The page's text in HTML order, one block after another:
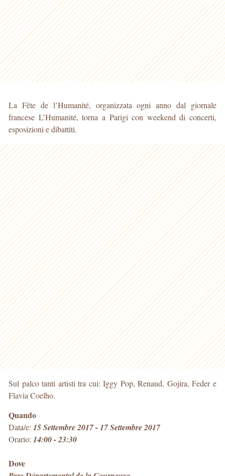
La Fête de l’Humanité, organizzata ogni anno dal giornale
francese L’Humanité, torna a Parigi con weekend di concerti,
esposizioni e dibattiti.
Sul palco tanti artisti tra cui: Iggy Pop, Renaud, Gojira, Feder e
Flavia Coelho.
Quando
Data/e: 15 Settembre 2017 - 17 Settembre 2017
Orario: 14:00 - 23:30
Dove